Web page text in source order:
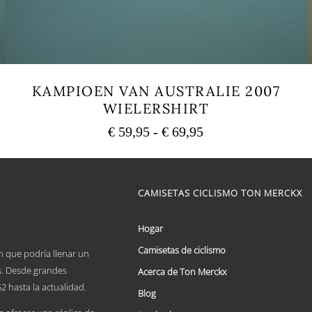
KAMPIOEN VAN AUSTRALIE 2007
WIELERSHIRT
€ 59,95 - € 69,95Rango
precios:
€ 59,95
múltiples
opciones
pueden
elegir
en
la
página
que podría llenar un
Desde grandes
hasta la actualidad.
CAMISETAS CICLISMO TON MERCKX
Hogar
Camisetas de ciclismo
Acerca de Ton Merckx
Blog